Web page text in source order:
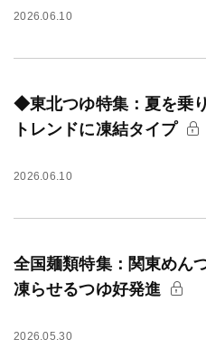
2026.06.10
◆東北つゆ特集：夏を乗
トレンドに凍結タイプ
2026.06.10
全国麺類特集：関東めん
凍らせるつゆ好発進
2026.05.30